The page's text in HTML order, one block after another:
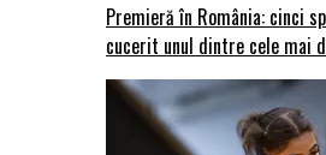
Premieră în România: cinci
cucerit unul dintre cele mai